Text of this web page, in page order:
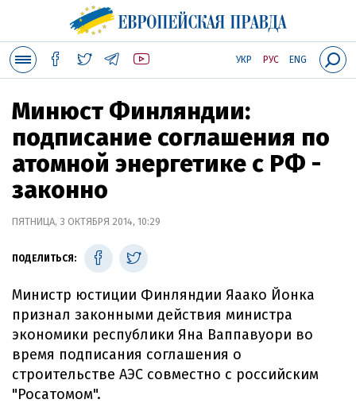
УКР РУС ENG
Минюст Финляндии:
подписание соглашения по
атомной энергетике с РФ -
законно
ПЯТНИЦА, 3 ОКТЯБРЯ 2014, 10:29
ПОДЕЛИТЬСЯ:
Министр юстиции Финляндии Яаако Йонка
признал законными действия министра
экономики республики Яна Ваппавуори во
время подписания соглашения о
строительстве АЭС совместно с российским
"Росатомом".